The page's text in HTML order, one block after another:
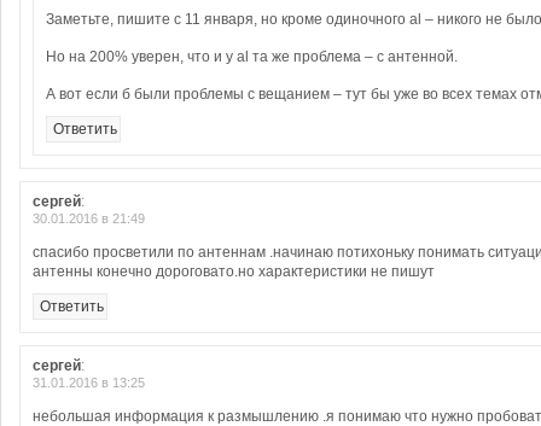
Заметьте, пишите с 11 января, но кроме одиночного al – никого не
Но на 200% уверен, что и у al та же проблема – с антенной.
А вот если б были проблемы с вещанием – тут бы уже во всех темах
Ответить
сергей:
30.01.2016 в 21:49
спасибо просветили по антеннам .начинаю потихоньку понимать
антенны конечно дороговато.но характеристики не пишут
Ответить
сергей:
31.01.2016 в 13:25
небольшая информация к размышлению .я понимаю что нужно